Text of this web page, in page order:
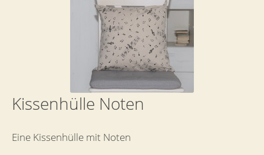
Kissenhülle Noten
Eine Kissenhülle mit Noten